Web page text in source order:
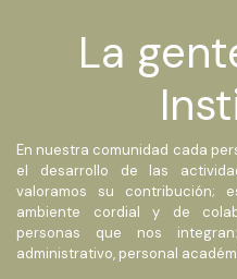
La
En nuestra comunidad cada
el desarrollo de las
valoramos su contribución;
ambiente cordial y de
personas que nos
administrativo, personal